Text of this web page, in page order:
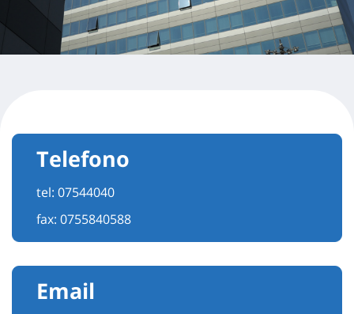
Telefono
tel: 07544040
fax: 0755840588
Email